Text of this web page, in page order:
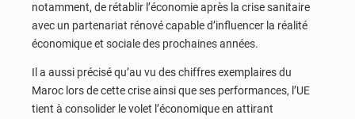
notamment, de rétablir l’économie après la crise sanitaire
avec un partenariat rénové capable d’influencer la réalité
économique et sociale des prochaines années.
Il a aussi précisé qu’au vu des chiffres exemplaires du
Maroc lors de cette crise ainsi que ses performances, l’UE
tient à consolider le volet l’économique en attirant